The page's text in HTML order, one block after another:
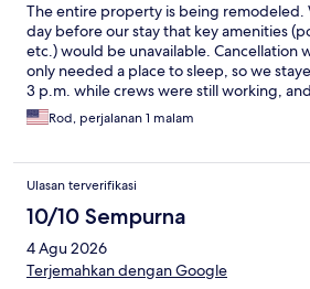
The entire property is being
day before our stay that key amenities
etc.) would be unavailable. Cancellation
only needed a place to sleep, so we
3 p.m. while crews were still working,
across the property until about 5 p.m.
recently finished but still had strong
or thresholds, with visible gaps letting in
potentially bugs or small animals). Only
a proper seal; I was able to switch rooms.
light but no switch to control it. The bed
the pillows were too soft. The AC/heat
fairly quiet. No fridge in the room, though
Rod, perjalanan 1 malam
Ulasan terverifikasi
10/10 Sempurna
4 Agu 2026
Terjemahkan dengan Google